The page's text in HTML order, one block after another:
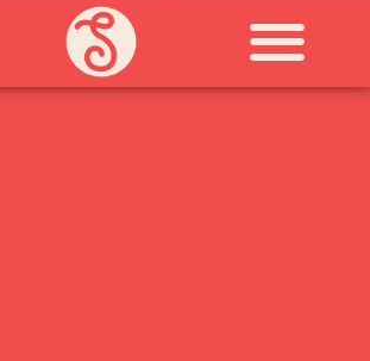
VIIKONLOPPUISIN (PE-
LOPPUUN ASTI
TERVETULOA!